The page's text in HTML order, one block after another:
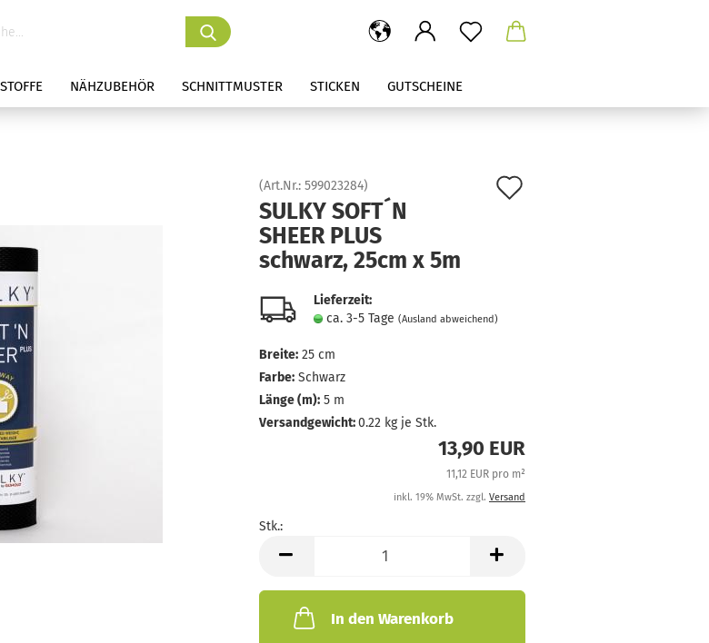
STOFFE NÄHZUBEHÖR SCHNITTMUSTER STICKEN GUTSCHEINE
(Art.Nr.: 599023284)
SULKY SOFT´N
SHEER PLUS
schwarz, 25cm x 5m
Lieferzeit:
ca. 3-5 Tage (Ausland abweichend)
Breite: 25 cm
Farbe: Schwarz
Länge (m): 5 m
Versandgewicht:0.22kg je Stk.
13,90 EUR
11,12 EUR pro m²
inkl. 19% MwSt. zzgl. Versand
Stk.:
In den Warenkorb